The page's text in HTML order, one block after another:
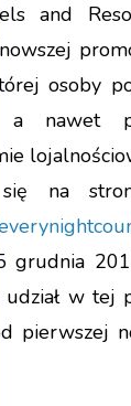
and
osoby
a nawet
na
grudnia
w tej
pierwszej